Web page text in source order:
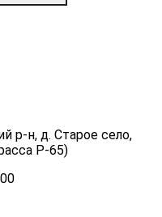
р-н, д. Старое село,
P-65)